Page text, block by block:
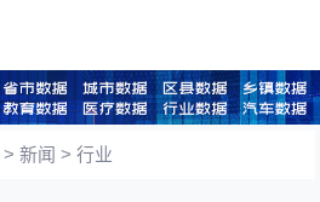
>新闻 >行业